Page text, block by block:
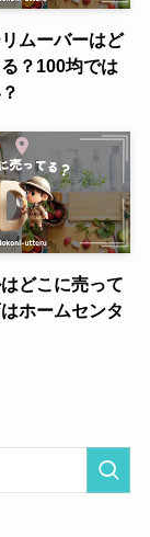
ムーバーはど
？100均では
どこに売って
ホームセンタ